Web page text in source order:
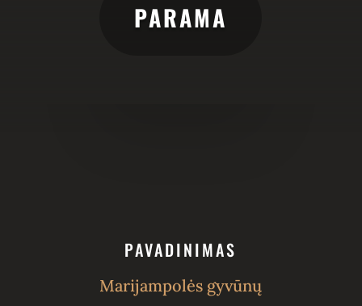
PARAMA
PAVADINIMAS
Marijampolės gyvūnų